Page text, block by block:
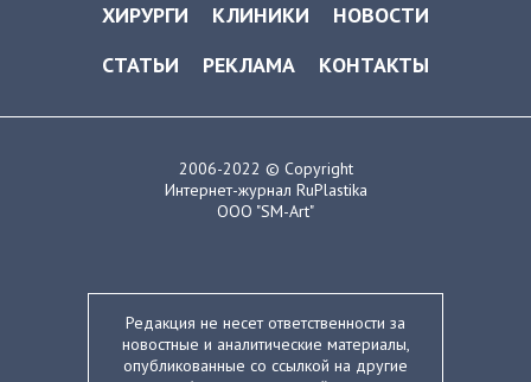
ХИРУРГИ
КЛИНИКИ
НОВОСТИ
СТАТЬИ
РЕКЛАМА КОНТАКТЫ
2006-2022 © Copyright
Интернет-журнал RuPlastika
ООО "SM-Art"
Редакция не несет ответственности за
новостные и аналитические материалы,
опубликованные со ссылкой на другие